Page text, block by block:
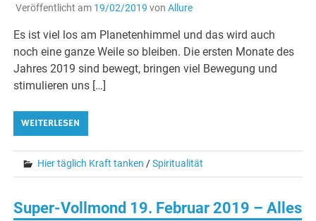
Veröffentlicht am 19/02/2019 von Allure
Es ist viel los am Planetenhimmel und das wird auch
noch eine ganze Weile so bleiben. Die ersten Monate des
Jahres 2019 sind bewegt, bringen viel Bewegung und
stimulieren uns […]
WEITERLESEN
Hier täglich Kraft tanken /Spiritualität
Super-Vollmond 19. Februar 2019 – Alles